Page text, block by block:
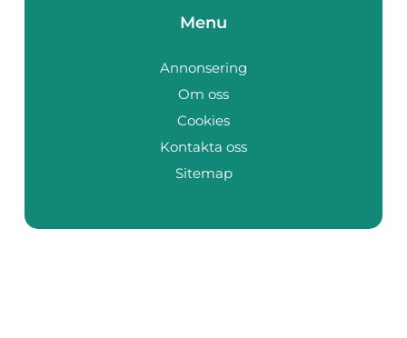
Menu
Annonsering
Om oss
Cookies
Kontakta oss
Sitemap